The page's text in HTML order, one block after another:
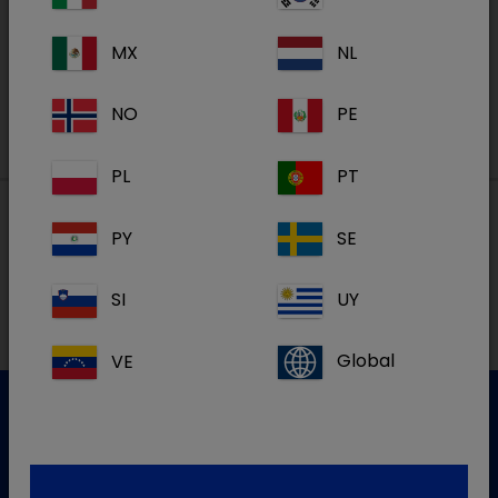
S'inscrire
Nos adresses
Service clientèle
MX NL
NO PE
PL PT
PY SE
SI UY
VE Global